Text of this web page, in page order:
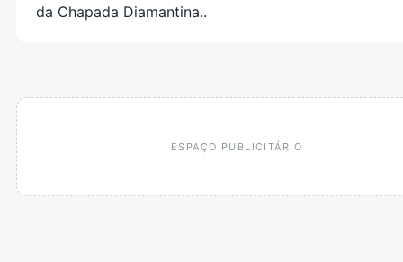
da Chapada Diamantina..
ESPAÇO PUBLICITÁRIO